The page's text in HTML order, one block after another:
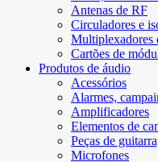
Antenas de RF
Circuladores e
Multiplexadores
Cartões de
Produtos de áudio
Acessórios
Alarmes,
Amplificadores
Elementos de
Peças de
Microfones